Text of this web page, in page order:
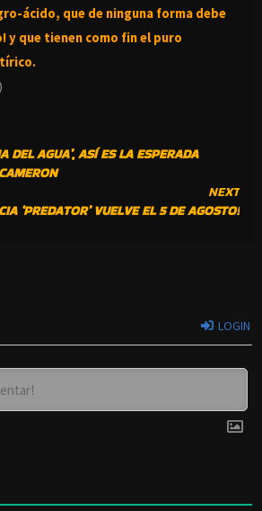
ácido, que de ninguna forma debe
y que tienen como fin el puro
DEL AGUA’, ASÍ ES LA ESPERADA
NEXT
‘PREDATOR’ VUELVE EL 5 DE AGOSTO!
LOGIN